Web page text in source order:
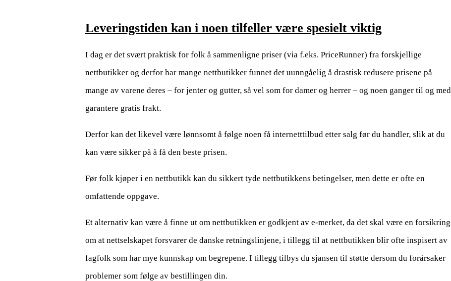
Leveringstiden kan i noen tilfeller være spesielt viktig
I dag er det svært praktisk for folk å sammenligne priser (via f.eks. PriceRunner) fra forskjellige
nettbutikker og derfor har mange nettbutikker funnet det uunngåelig å drastisk redusere prisene på
mange av varene deres – for jenter og gutter, så vel som for damer og herrer – og noen ganger til og med
garantere gratis frakt.
Derfor kan det likevel være lønnsomt å følge noen få internetttilbud etter salg før du handler, slik at du
kan være sikker på å få den beste prisen.
Før folk kjøper i en nettbutikk kan du sikkert tyde nettbutikkens betingelser, men dette er ofte en
omfattende oppgave.
Et alternativ kan være å finne ut om nettbutikken er godkjent av e-merket, da det skal være en forsikring
om at nettselskapet forsvarer de danske retningslinjene, i tillegg til at nettbutikken blir ofte inspisert av
fagfolk som har mye kunnskap om begrepene. I tillegg tilbys du sjansen til støtte dersom du forårsaker
problemer som følge av bestillingen din.